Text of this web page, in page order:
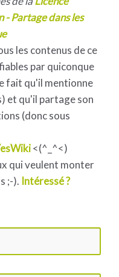
Partage dans les
les contenus de ce
par quiconque
fait qu'il mentionne
et qu'il partage son
(donc sous
<(^_^<)
qui veulent monter
;-). Intéressé ?